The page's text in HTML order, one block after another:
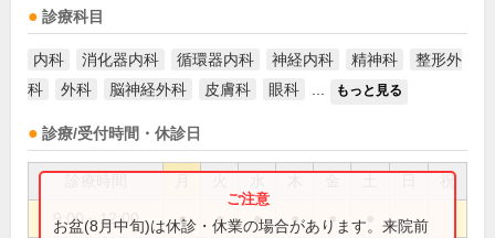
診療科目
内科 消化器内科 循環器内科 神経内科 精神科
整形外
科
外科 脳神経外科 皮膚科 眼科 もっと見る
診療/受付時間・休診日
祝
9:00～12:00 ● ● ● ● ●
お盆(8月中旬)は休診・休業の場合があります。来院前